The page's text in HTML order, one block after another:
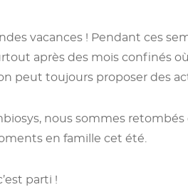
vacances ! Pendant ces
après des mois confinés
peut toujours proposer des
nous sommes
en famille cet été.
parti !